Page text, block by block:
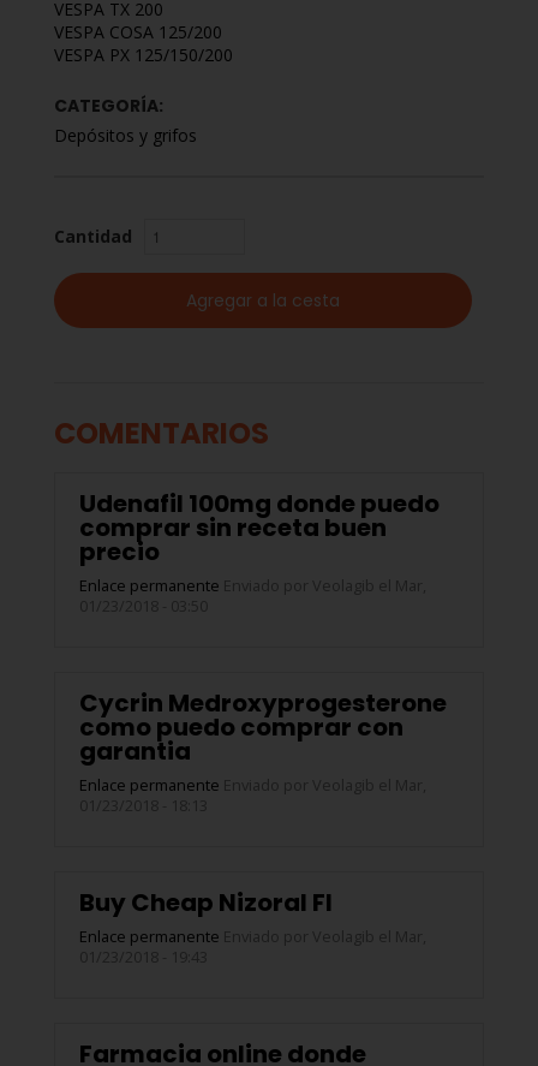
VESPA TX 200
VESPA COSA 125/200
VESPA PX 125/150/200
CATEGORÍA:
Depósitos y grifos
Cantidad
COMENTARIOS
Udenafil 100mg donde puedo
comprar sin receta buen
precio
Enlace permanente Enviado por Veolagib el Mar,
01/23/2018 - 03:50
Cycrin Medroxyprogesterone
como puedo comprar con
garantia
Enlace permanente Enviado por Veolagib el Mar,
01/23/2018 - 18:13
Buy Cheap Nizoral FI
Enlace permanente Enviado por Veolagib el Mar,
01/23/2018 - 19:43
Farmacia online donde